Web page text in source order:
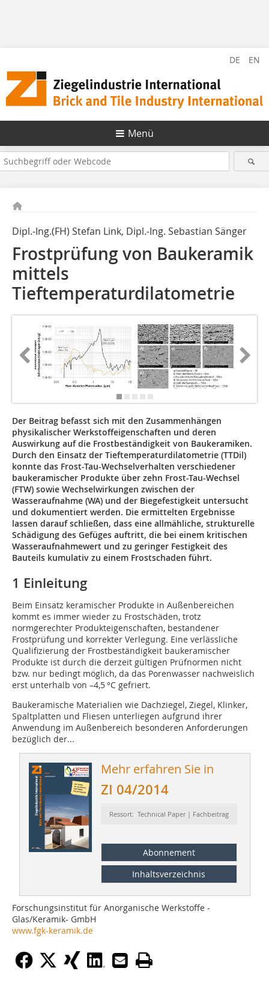
DE EN
Menü
Dipl.-Ing.(FH) Stefan Link, Dipl.-Ing. Sebastian Sänger
Frostprüfung von Baukeramik
mittels
Tieftemperaturdilatometrie
Der Beitrag befasst sich mit den Zusammenhängen
physikalischer Werkstoffeigenschaften und deren
Auswirkung auf die Frostbeständigkeit von Baukeramiken.
Durch den Einsatz der Tieftemperaturdilatometrie (TTDil)
konnte das Frost-Tau-Wechselverhalten verschiedener
baukeramischer Produkte über zehn Frost-Tau-Wechsel
(FTW) sowie Wechselwirkungen zwischen der
Wasseraufnahme (WA) und der Biegefestigkeit untersucht
und dokumentiert werden. Die ermittelten Ergebnisse
lassen darauf schließen, dass eine allmähliche, strukturelle
Schädigung des Gefüges auftritt, die bei einem kritischen
Wasseraufnahmewert und zu geringer Festigkeit des
Bauteils kumulativ zu einem Frostschaden führt.
1 Einleitung
Beim Einsatz keramischer Produkte in Außenbereichen
kommt es immer wieder zu Frostschäden, trotz
normgerechter Produkteigenschaften, bestandener
Frostprüfung und korrekter Verlegung. Eine verlässliche
Qualifizierung der Frostbeständigkeit baukeramischer
Produkte ist durch die derzeit gültigen Prüfnormen nicht
bzw. nur bedingt möglich, da das Porenwasser nachweislich
erst unterhalb von –4,5 °C gefriert.
Baukeramische Materialien wie Dachziegel, Ziegel, Klinker,
Spaltplatten und Fliesen unterliegen aufgrund ihrer
Anwendung im Außenbereich besonderen Anforderungen
bezüglich der...
Mehr erfahren Sie in
ZI 04/2014
Ressort: Technical Paper | Fachbeitrag
Abonnement
Inhaltsverzeichnis
Forschungsinstitut für Anorganische Werkstoffe -
Glas/Keramik- GmbH
www.fgk-keramik.de